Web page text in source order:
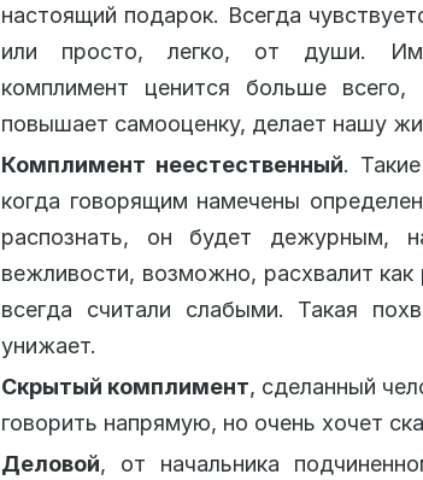
настоящий подарок. Всегда
или просто, легко, от души.
комплимент ценится больше всего,
повышает самооценку, делает нашу
Комплимент неестественный.
когда говорящим намечены
распознать, он будет дежурным,
вежливости, возможно, расхвалит
всегда считали слабыми. Такая
унижает.
Скрытый комплимент, сделанный
говорить напрямую, но очень хочет
Деловой, от начальника